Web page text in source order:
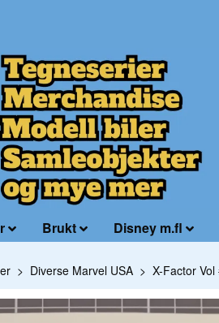
Brukt Disney m.fl
Diverse Marvel USA X-Factor